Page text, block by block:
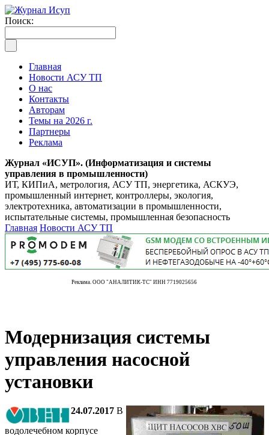
Поиск:
Главная
Новости АСУ ТП
О нас
Контакты
Авторам
Темы на 2026 г.
Партнеры
Реклама
Журнал «ИСУП». (Информатизация и системы
управления в промышленности)
ИТ, КИПиА, метрология, АСУ ТП, энергетика, АСКУЭ,
промышленный интернет, контроллеры, экология,
электротехника, автоматизации в промышленности,
испытательные системы, промышленная безопасность
Главная Новости АСУ ТП
Реклама. ООО "АНАЛИТИК-ТС" ИНН 7719025656
Модернизация системы
управления насосной
установки
24.07.2017 В
водолечебном корпусе